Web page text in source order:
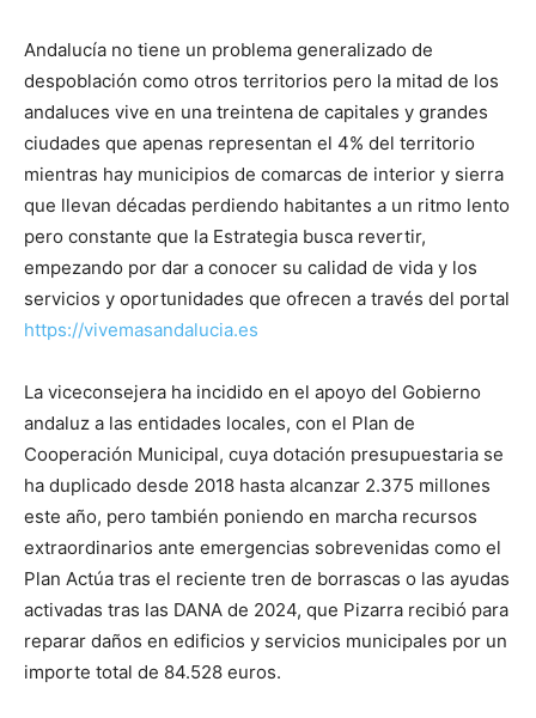
Andalucía no tiene un problema generalizado de
despoblación como otros territorios pero la mitad de los
andaluces vive en una treintena de capitales y grandes
ciudades que apenas representan el 4% del territorio
mientras hay municipios de comarcas de interior y sierra
que llevan décadas perdiendo habitantes a un ritmo lento
pero constante que la Estrategia busca revertir,
empezando por dar a conocer su calidad de vida y los
servicios y oportunidades que ofrecen a través del portal
https://vivemasandalucia.es
La viceconsejera ha incidido en el apoyo del Gobierno
andaluz a las entidades locales, con el Plan de
Cooperación Municipal, cuya dotación presupuestaria se
ha duplicado desde 2018 hasta alcanzar 2.375 millones
este año, pero también poniendo en marcha recursos
extraordinarios ante emergencias sobrevenidas como el
Plan Actúa tras el reciente tren de borrascas o las ayudas
activadas tras las DANA de 2024, que Pizarra recibió para
reparar daños en edificios y servicios municipales por un
importe total de 84.528 euros.